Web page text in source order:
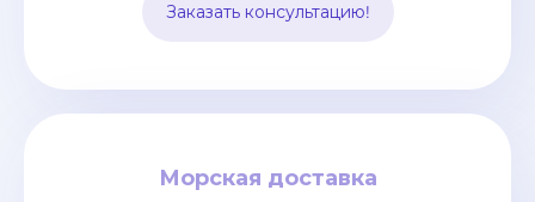
Заказать консультацию!
другими видами транспорта.
Морская доставка
Морская доставка